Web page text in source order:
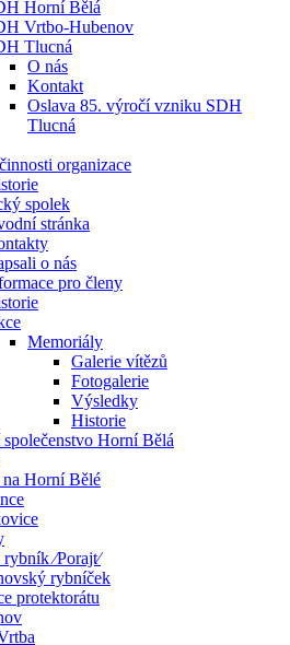
Horní Bělá
Vrtbo-Hubenov
Tlucná
O nás
Kontakt
Oslava 85. výročí vzniku SDH
Tlucná
organizace
spolek
stránka
o nás
pro členy
Memoriály
Galerie vítězů
Fotogalerie
Výsledky
Historie
Horní Bělá
na Horní Bělé
⁄Porajt⁄
rybníček
protektorátu